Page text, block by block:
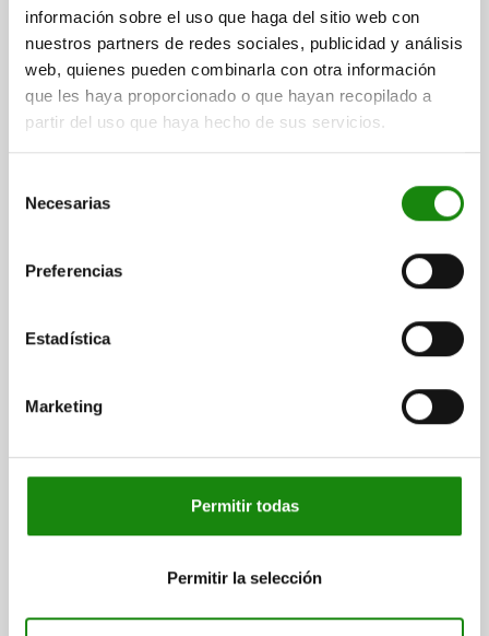
información sobre el uso que haga del sitio web con
nuestros partners de redes sociales, publicidad y análisis
web, quienes pueden combinarla con otra información
que les haya proporcionado o que hayan recopilado a
partir del uso que haya hecho de sus servicios.
Necesarias
Preferencias
Estadística
Marketing
Permitir todas
Permitir la selección